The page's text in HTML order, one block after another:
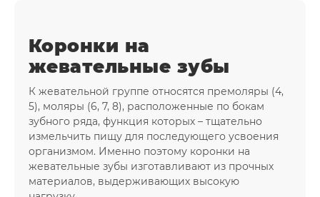
Коронки на
жевательные зубы
К жевательной группе относятся премоляры (4,
5), моляры (6, 7, 8), расположенные по бокам
зубного ряда, функция которых – тщательно
измельчить пищу для последующего усвоения
организмом. Именно поэтому коронки на
жевательные зубы изготавливают из прочных
материалов, выдерживающих высокую